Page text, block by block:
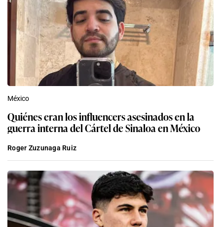
México
Quiénes eran los influencers asesinados en la
guerra interna del Cártel de Sinaloa en México
Roger Zuzunaga Ruiz